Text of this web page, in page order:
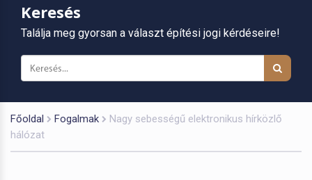
Keresés
Találja meg gyorsan a választ építési jogi kérdéseire!
Főoldal Fogalmak
Nagy sebességű elektronikus hírközlő
hálózat